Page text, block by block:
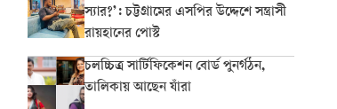
স্যার?’: চট্টগ্রামের এসপির উদ্দেশে সন্ত্রাসী
রায়হানের পোস্ট
চলচ্চিত্র সার্টিফিকেশন বোর্ড পুনর্গঠন,
তালিকায় আছেন যাঁরা